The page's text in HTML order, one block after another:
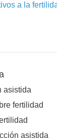
a la
asistida
fertilidad
asistida